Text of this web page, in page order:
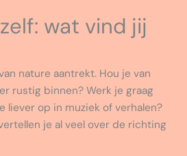
wat vind jij
nature aantrekt. Hou je van
rustig binnen? Werk je graag
liever op in muziek of verhalen?
je al veel over de richting